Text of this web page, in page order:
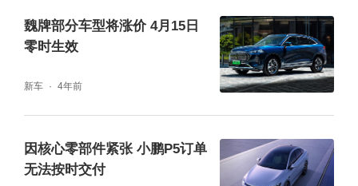
魏牌部分车型将涨价 4月15日
零时生效
新车 4年前
因核心零部件紧张 小鹏P5订单
无法按时交付